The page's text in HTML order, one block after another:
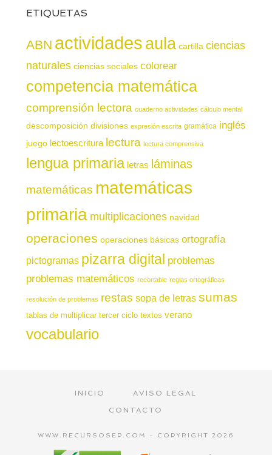
ETIQUETAS
ABN actividadesaula cartilla ciencias
naturales ciencias sociales colorear
competencia matemática
comprensión lectora cuaderno actividades cálculo mental
descomposición divisiones expresión escrita gramática inglés
juego lectoescritura lectura lectura comprensiva
lengua primaria letras láminas
matemáticas matemáticas
primaria multiplicaciones navidad
operaciones operaciones básicas ortografía
pictogramas pizarra digital problemas
problemas matemáticos recortable reglas ortográficas
resolución de problemas restas sopa de letras sumas
tablas de multiplicar tercer ciclo textos verano
vocabulario
INICIO
AVISO LEGAL
CONTACTO
WWW.RECURSOSEP.COM - COPYRIGHT 2026